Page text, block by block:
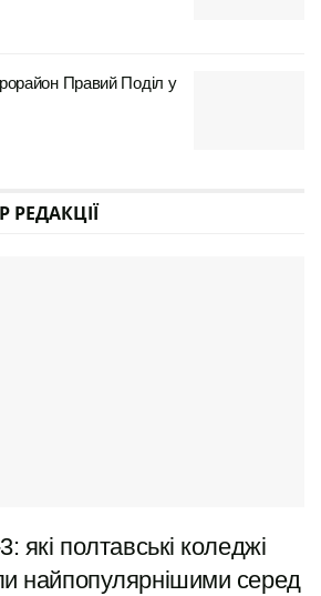
можливість фотографування — 20
Правий Поділ у
РЕДАКЦІЇ
які полтавські коледжі
найпопулярнішими серед